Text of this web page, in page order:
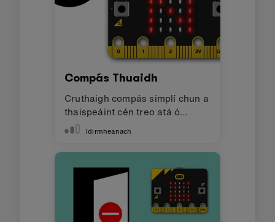
Compás Thuaidh
Cruthaigh compás simplí chun a
thaispeáint cén treo atá ó
thuaidhIdirmheánach